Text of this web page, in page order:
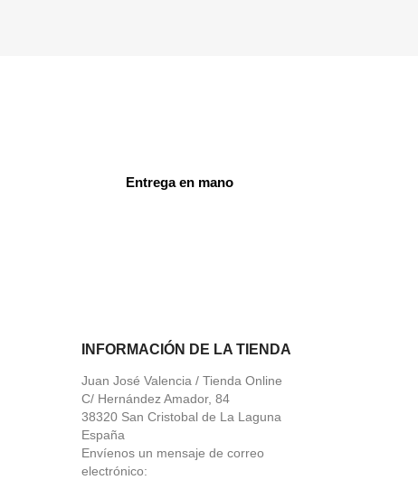
Entrega en mano
INFORMACIÓN DE LA TIENDA
Juan José Valencia / Tienda Online
C/ Hernández Amador, 84
38320 San Cristobal de La Laguna
España
Envíenos un mensaje de correo
electrónico: